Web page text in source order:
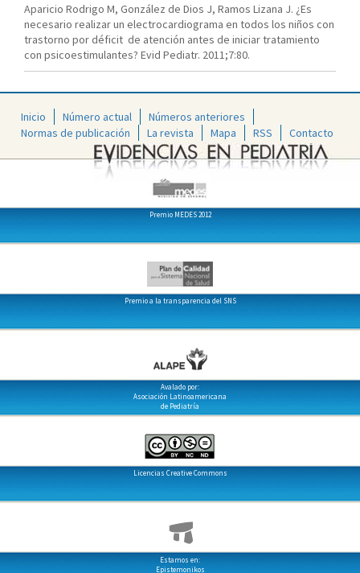
Aparicio Rodrigo M, González de Dios J, Ramos Lizana J. ¿Es
necesario realizar un electrocardiograma en todos los niños con
trastorno por déficit de atención antes de iniciar tratamiento
con psicoestimulantes? Evid Pediatr. 2011;7:80.
Inicio Número actual
Números anteriores
Normas de publicación
La revista Mapa RSS Contacto
Premio MEDES 2012
Premio a la transparencia del SNS
Avalado por:
Asociación Latinoamericana
de Pediatría
Licencias Creative Commons
Estamos en:
Epistemonikos